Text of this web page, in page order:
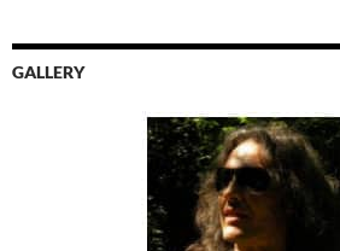
GALLERY